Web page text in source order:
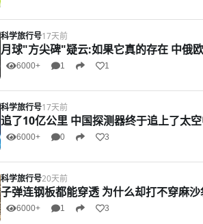
科学旅行号17天前
月球"方尖碑"疑云:如果它真的存在 中俄
6000+ 1 1
科学旅行号17天前
追了10亿公里 中国探测器终于追上了太
6000+ 0 3
科学旅行号20天前
子弹连钢板都能穿透 为什么却打不穿麻
6000+ 1 3